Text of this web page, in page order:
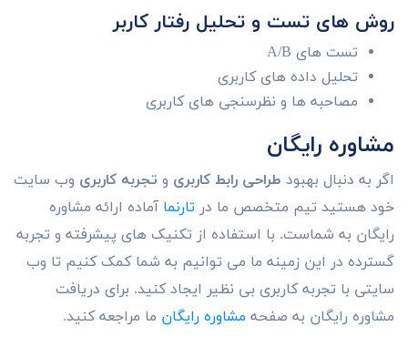
روش های تست و تحلیل رفتار کاربر
تست های A/B
تحلیل داده های کاربری
مصاحبه ها و نظرسنجی های کاربری
مشاوره رایگان
اگر به دنبال بهبود طراحی رابط کاربری و تجربه کاربری وب سایت
خود هستید تیم متخصص ما در تارنما آماده ارائه مشاوره
رایگان به شماست. با استفاده از تکنیک های پیشرفته و تجربه
گسترده در این زمینه ما می توانیم به شما کمک کنیم تا وب
سایتی با تجربه کاربری بی نظیر ایجاد کنید. برای دریافت
مشاوره رایگان به صفحه مشاوره رایگان ما مراجعه کنید.